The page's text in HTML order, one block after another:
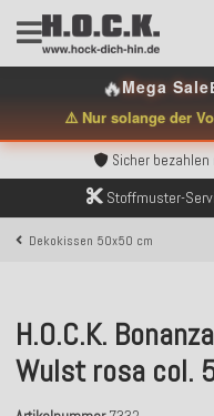
🔥Mega Sale
⚠️ Nur solange der
Kostenloser Versand
Über 120.000
Sicher bezahlen
Kostenloser Versand
Über 120.000
Sicher bezahlen
Kostenloser Versand
Stoffmuster-
Dekokissen 50x50 cm
H.O.C.K.
Wulst rosa col.